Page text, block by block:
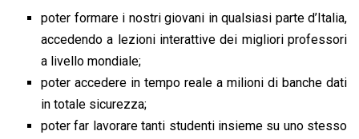
poter formare i nostri giovani in qualsiasi parte d’Italia,
accedendo a lezioni interattive dei migliori professori
a livello mondiale;
poter accedere in tempo reale a milioni di banche dati
in totale sicurezza;
poter far lavorare tanti studenti insieme su uno stesso